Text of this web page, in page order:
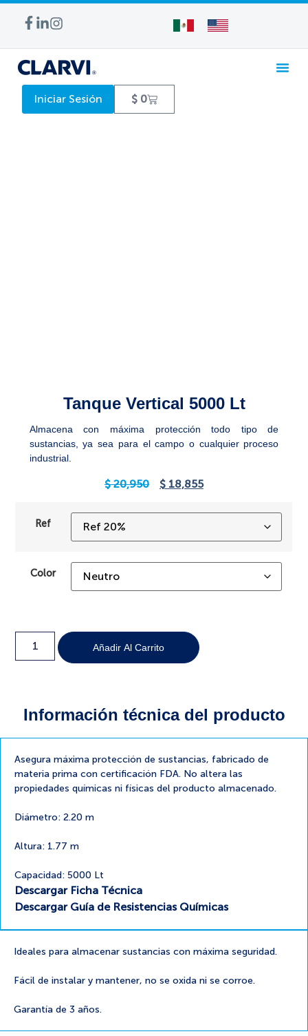
Iniciar Sesión $ 0
Tanque Vertical 5000 Lt
Almacena con máxima protección todo tipo de
sustancias, ya sea para el campo o cualquier proceso
industrial.
$20,950 $ 18,855
Ref
Color
Añadir Al Carrito
Información técnica del producto
Asegura máxima protección de sustancias, fabricado de
materia prima con certificación FDA. No altera las
propiedades químicas ni físicas del producto almacenado.
Diámetro: 2.20 m
Altura: 1.77 m
Capacidad: 5000 Lt
Descargar Ficha Técnica
Descargar Guía de Resistencias Químicas
Ideales para almacenar sustancias con máxima seguridad.
Fácil de instalar y mantener, no se oxida ni se corroe.
Garantía de 3 años.